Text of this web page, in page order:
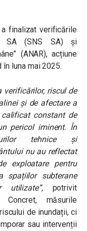
finalizat verificările
SA (SNS SA) și
(ANAR), acțiune
luna mai 2025.
verificărilor, riscul de
și de afectare a
constant de
pericol iminent. În
tehnice și
nu au reflectat
exploatare pentru
spațiilor subterane
utilizate”,potrivit
măsurile
de inundații, ci
sau intervenții